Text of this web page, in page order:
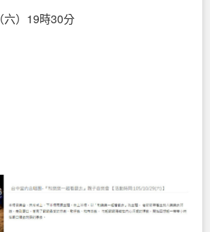
六）19時30分